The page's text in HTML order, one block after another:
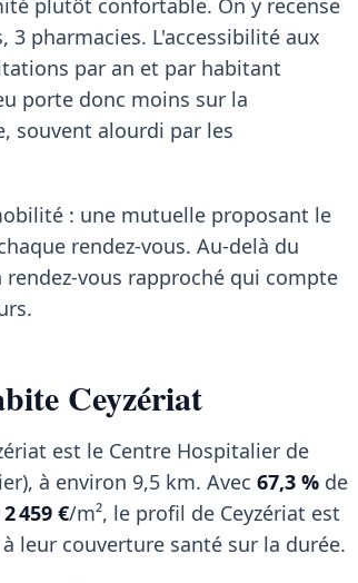
plutôt confortable. On y recense
pharmacies. L'accessibilité aux
par an et par habitant
porte donc moins sur la
souvent alourdi par les
: une mutuelle proposant le
rendez-vous. Au-delà du
vous rapproché qui compte
Ceyzériat
est le Centre Hospitalier de
à environ 9,5 km. Avec 67,3 % de
2 459 €/m², le profil de Ceyzériat est
leur couverture santé sur la durée.